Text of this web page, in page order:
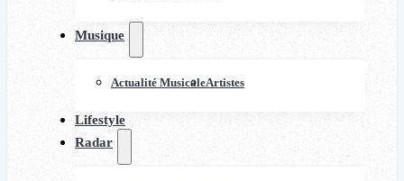
Musique
Actualité MusicaleArtistes
Lifestyle
Radar